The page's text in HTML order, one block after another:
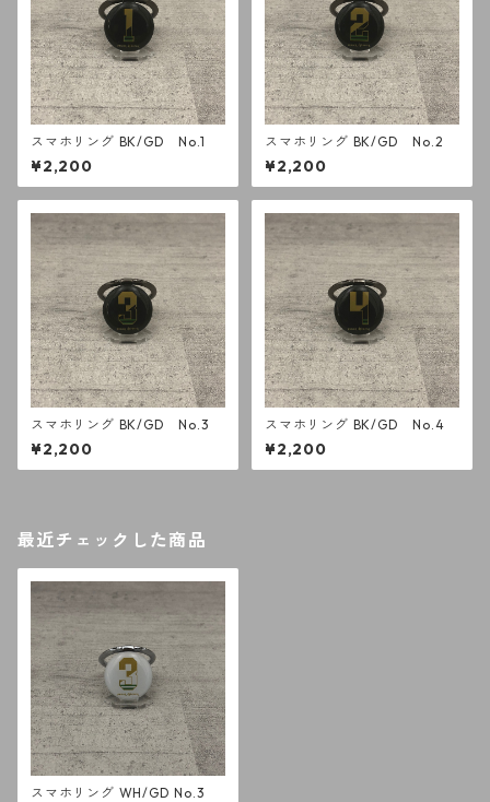
スマホリング BK/GD No.1
¥2,200
スマホリング BK/GD No.2
¥2,200
スマホリング BK/GD No.3
¥2,200
スマホリング BK/GD No.4
¥2,200
最近チェックした商品
スマホリング WH/GD No.3